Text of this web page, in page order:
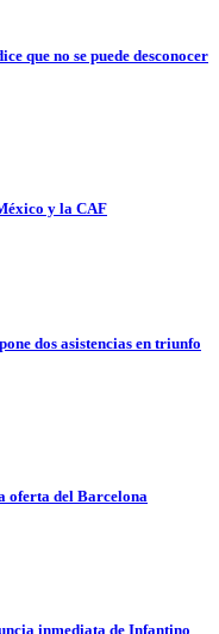
que no se puede desconocer
y la CAF
dos asistencias en triunfo
oferta del Barcelona
inmediata de Infantino